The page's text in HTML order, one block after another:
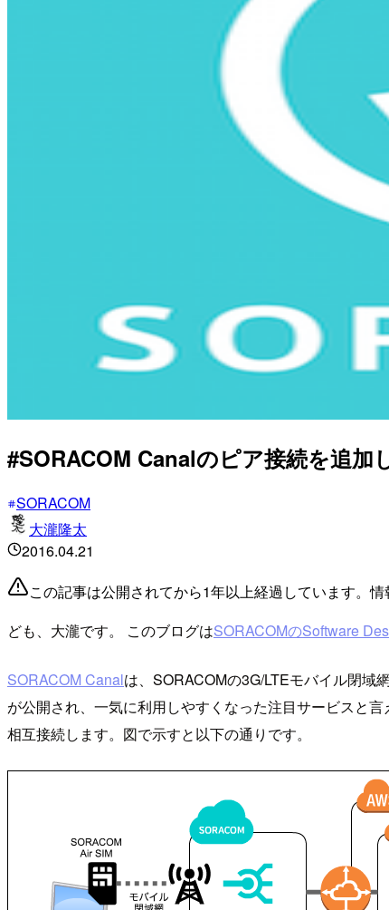
#SORACOM Canalのピア接続を追
SORACOM
大瀧隆太
2016.04.21
この記事は公開されてから1年以上経過しています。
ども、大瀧です。 このブログはSORACOMのSoftware
SORACOM Canalは、SORACOMの3G/LTEモバイル閉域
が公開され、一気に利用しやすくなった注目サービスと
相互接続します。図で示すと以下の通りです。